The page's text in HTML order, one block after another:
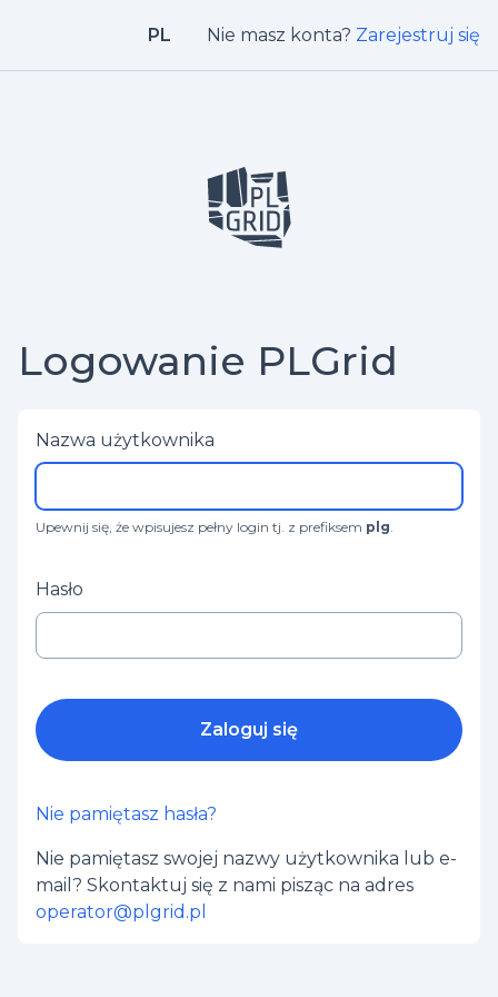
PL Nie masz konta? Zarejestruj się
Logowanie PLGrid
Nazwa użytkownika
Upewnij się, że wpisujesz pełny login tj. z prefiksem plg.
Hasło
Zaloguj się
Nie pamiętasz hasła?
Nie pamiętasz swojej nazwy użytkownika lub e-
mail? Skontaktuj się z nami pisząc na adres
operator@plgrid.pl